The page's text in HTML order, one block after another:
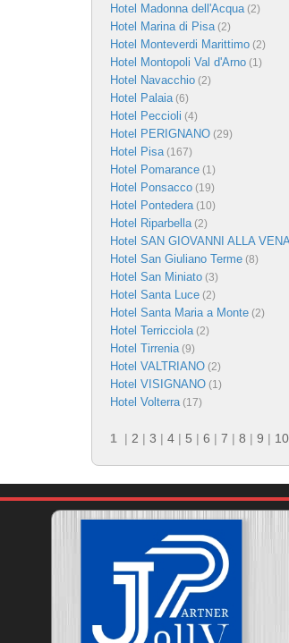
Hotel Madonna dell'Acqua(2)
Hotel Marina di Pisa(2)
Hotel Monteverdi Marittimo (2)
Hotel Montopoli Val d'Arno (1)
Hotel Navacchio (2)
Hotel Palaia(6)
Hotel Peccioli (4)
Hotel PERIGNANO (29)
Hotel Pisa(167)
Hotel Pomarance (1)
Hotel Ponsacco (19)
Hotel Pontedera(10)
Hotel Riparbella(2)
Hotel SAN GIOVANNI ALLA VENA
Hotel San Giuliano Terme (8)
Hotel San Miniato (3)
Hotel Santa Luce (2)
Hotel Santa Maria a Monte (2)
Hotel Terricciola(2)
Hotel Tirrenia(9)
Hotel VALTRIANO (2)
Hotel VISIGNANO (1)
Hotel Volterra(17)
1 | 2 | 3 | 4 | 5 | 6 | 7 | 8 | 9 | 10